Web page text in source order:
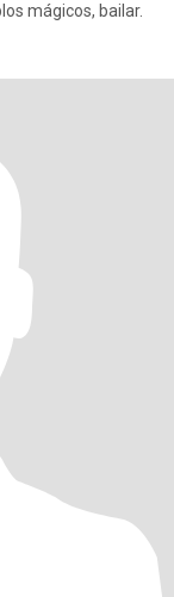
mágicos, bailar.